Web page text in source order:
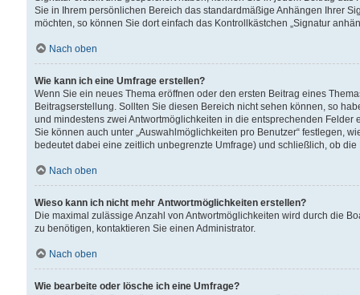
Sie in Ihrem persönlichen Bereich das standardmäßige Anhängen Ihrer
möchten, so können Sie dort einfach das Kontrollkästchen „Signatur
Nach oben
Wie kann ich eine Umfrage erstellen?
Wenn Sie ein neues Thema eröffnen oder den ersten Beitrag eines
Beitragserstellung. Sollten Sie diesen Bereich nicht sehen können, so
und mindestens zwei Antwortmöglichkeiten in die entsprechenden
Sie können auch unter „Auswahlmöglichkeiten pro Benutzer“ festlegen,
bedeutet dabei eine zeitlich unbegrenzte Umfrage) und schließlich, ob
Nach oben
Wieso kann ich nicht mehr Antwortmöglichkeiten erstellen?
Die maximal zulässige Anzahl von Antwortmöglichkeiten wird durch die
zu benötigen, kontaktieren Sie einen Administrator.
Nach oben
Wie bearbeite oder lösche ich eine Umfrage?